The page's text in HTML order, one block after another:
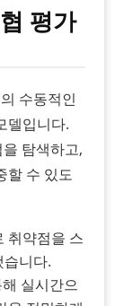
평가
수동적인
델입니다.
탐색하고,
할 수 있도
취약점을 스
니다.
실시간으